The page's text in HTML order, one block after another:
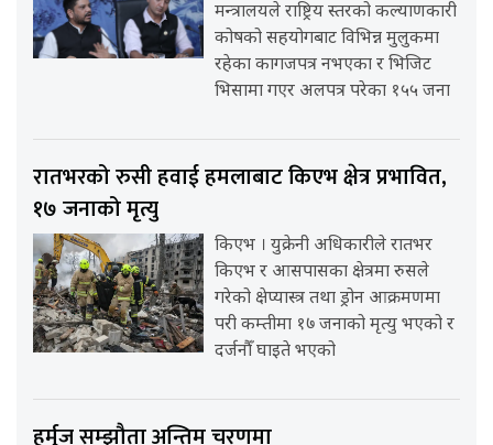
मन्त्रालयले राष्ट्रिय स्तरको कल्याणकारी
कोषको सहयोगबाट विभिन्न मुलुकमा
रहेका कागजपत्र नभएका र भिजिट
भिसामा गएर अलपत्र परेका १५५ जना
रातभरको रुसी हवाई हमलाबाट किएभ क्षेत्र प्रभावित,
१७ जनाको मृत्यु
किएभ । युक्रेनी अधिकारीले रातभर
किएभ र आसपासका क्षेत्रमा रुसले
गरेको क्षेप्यास्त्र तथा ड्रोन आक्रमणमा
परी कम्तीमा १७ जनाको मृत्यु भएको र
दर्जनौँ घाइते भएको